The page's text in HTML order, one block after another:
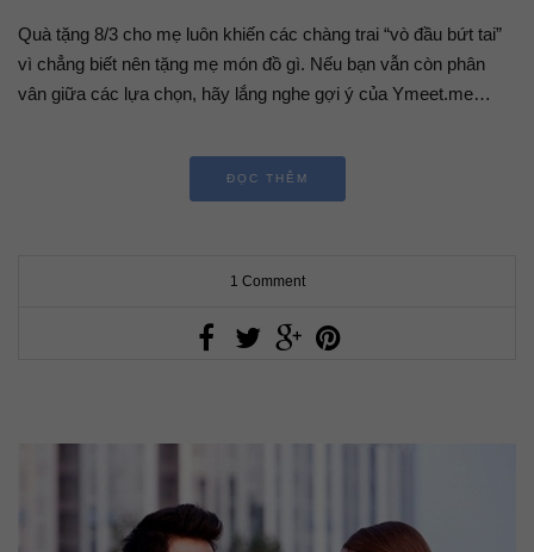
Quà tặng 8/3 cho mẹ luôn khiến các chàng trai “vò đầu bứt tai”
vì chẳng biết nên tặng mẹ món đồ gì. Nếu bạn vẫn còn phân
vân giữa các lựa chọn, hãy lắng nghe gợi ý của Ymeet.me…
ĐỌC THÊM
1 Comment